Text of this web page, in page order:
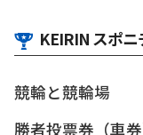
KEIRIN スポ
競輪と競輪場
勝者投票券（車